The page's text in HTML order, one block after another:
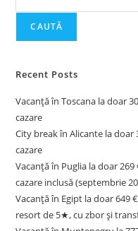
CAUTĂ
Recent Posts
Vacanță în Toscana la doar
cazare
City break în Alicante la
cazare
Vacanță în Puglia la doar
cazare inclusă (septembrie
Vacanță în Egipt la doar 649
resort de 5★, cu zbor și